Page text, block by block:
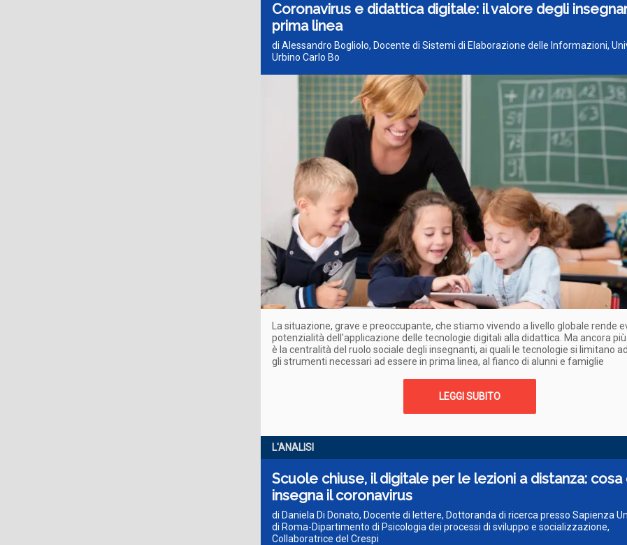
Coronavirus e didattica digitale: il valore degli
prima linea
di Alessandro Bogliolo, Docente di Sistemi di Elaborazione delle Informazioni,
Urbino Carlo Bo
La situazione, grave e preoccupante, che stiamo vivendo a livello globale rende
potenzialità dell'applicazione delle tecnologie digitali alla didattica. Ma ancora
è la centralità del ruolo sociale degli insegnanti, ai quali le tecnologie si limitano
gli strumenti necessari ad essere in prima linea, al fianco di alunni e famiglie
LEGGI SUBITO
L'ANALISI
Scuole chiuse, il digitale per le lezioni a distanza: cosa
insegna il coronavirus
di Daniela Di Donato, Docente di lettere, Dottoranda di ricerca presso Sapienza
di Roma-Dipartimento di Psicologia dei processi di sviluppo e socializzazione,
Collaboratrice del Crespi